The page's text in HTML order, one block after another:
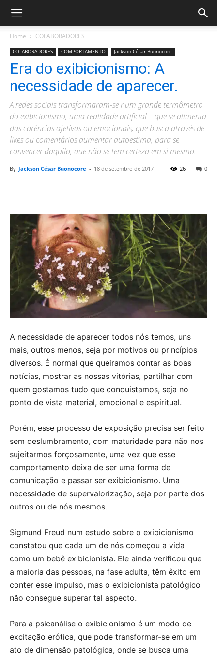
Home COLABORADORES
COLABORADORES COMPORTAMENTO Jackson César Buonocore
Era do exibicionismo: A
necessidade de aparecer.
A redes sociais transformaram-se num grande termômetro
do exibicionismo, uma realidade artificial – que se alimenta
das carências afetivas ou emocionais, que busca através de
likes ou comentários aumentar autoestima, para se
convencer daquilo, que não se tem certeza em si mesmo.
By Jackson César Buonocore - 18 de setembro de 2017 0
26
A necessidade de aparecer todos nós temos, uns
mais, outros menos, seja por motivos ou princípios
diversos. É normal que queiramos contar as boas
notícias, mostrar as nossas vitórias, partilhar com
quem gostamos tudo que conquistamos, seja no
ponto de vista material, emocional e espiritual.
Porém, esse processo de exposição precisa ser feito
sem deslumbramento, com maturidade para não nos
sujeitarmos forçosamente, uma vez que esse
comportamento deixa de ser uma forma de
comunicação e passar ser exibicionismo. Uma
necessidade de supervalorização, seja por parte dos
outros ou de nós mesmos.
Sigmund Freud num estudo sobre o exibicionismo
constatou que cada um de nós começou a vida
como um bebê exibicionista. Ele ainda verificou que
a maioria das pessoas, na fase adulta, têm êxito em
conter esse impulso, mas o exibicionista patológico
não consegue superar tal aspecto.
Para a psicanálise o exibicionismo é um modo de
excitação erótica, que pode transformar-se em um
ato de dimensão patológica, onde se busca uma